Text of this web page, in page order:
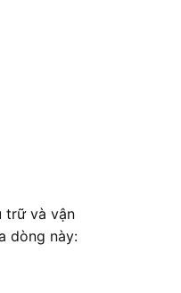
trữ và vận
dòng này: